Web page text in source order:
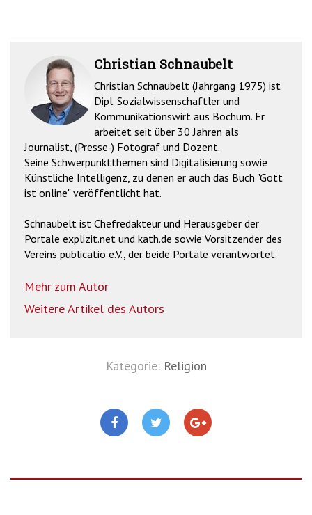
Christian Schnaubelt
Christian Schnaubelt (Jahrgang 1975) ist
Dipl. Sozialwissenschaftler und
Kommunikationswirt aus Bochum. Er
arbeitet seit über 30 Jahren als
Journalist, (Presse-) Fotograf und Dozent.
Seine Schwerpunktthemen sind Digitalisierung sowie
Künstliche Intelligenz, zu denen er auch das Buch "Gott
ist online" veröffentlicht hat.
Schnaubelt ist Chefredakteur und Herausgeber der
Portale explizit.net und kath.de sowie Vorsitzender des
Vereins publicatio e.V., der beide Portale verantwortet.
Mehr zum Autor
Weitere Artikel des Autors
Kategorie: Religion